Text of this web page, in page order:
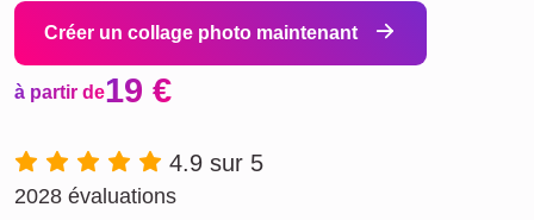
Créer un collage photo maintenant
à partir de19 €
4.9 sur 5
2028 évaluations